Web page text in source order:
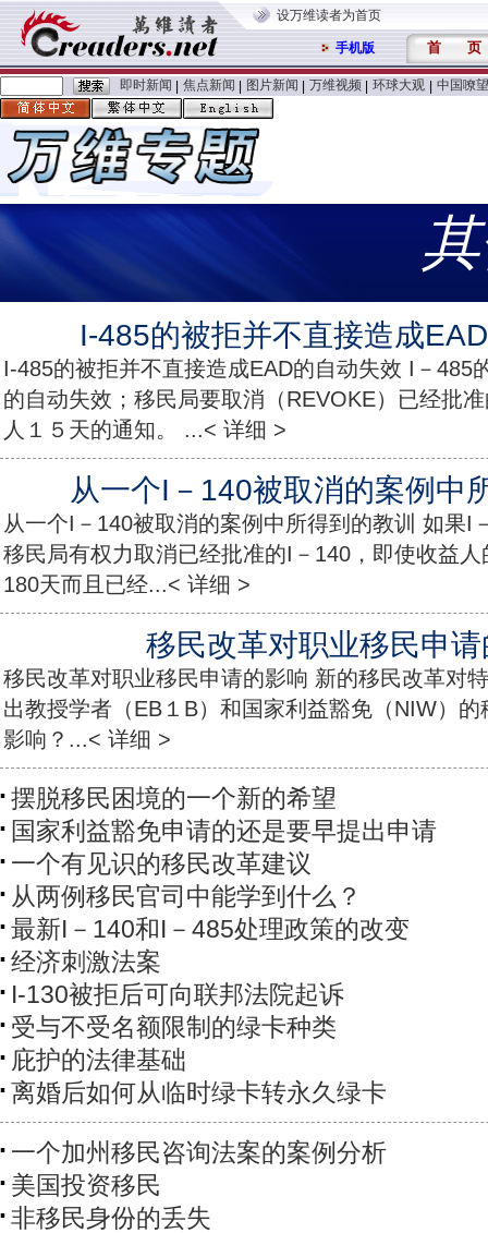
设万维读者为首页
手机版 首 页
即时新闻 焦点新闻 图片新闻 万维视频 环球大观 中国嘹望
I-485的被拒并不直接造成
I-485的被拒并不直接造成EAD的自动失效 I－485
的自动失效；移民局要取消（REVOKE）已经批
人１５天的通知。 ...< 详细 >
从一个I－140被取消的案例中
从一个I－140被取消的案例中所得到的教训 如果I
移民局有权力取消已经批准的I－140，即使收益
180天而且已经...< 详细 >
移民改革对职业移民申
移民改革对职业移民申请的影响 新的移民改革对
出教授学者（EB１B）和国家利益豁免（NIW）
影响？...< 详细 >
摆脱移民困境的一个新的希望
国家利益豁免申请的还是要早提出申请
一个有见识的移民改革建议
从两例移民官司中能学到什么？
最新I－140和I－485处理政策的改变
经济刺激法案
I-130被拒后可向联邦法院起诉
受与不受名额限制的绿卡种类
庇护的法律基础
离婚后如何从临时绿卡转永久绿卡
一个加州移民咨询法案的案例分析
美国投资移民
非移民身份的丢失